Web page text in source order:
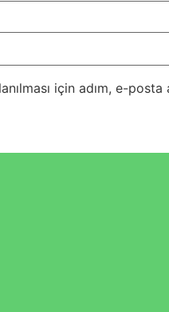
için adım, e-